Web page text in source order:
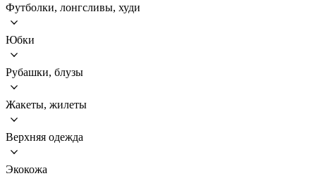
Футболки, лонгсливы, худи
Юбки
Рубашки, блузы
Жакеты, жилеты
Верхняя одежда
Экокожа